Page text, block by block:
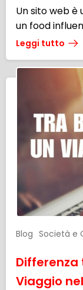
Un sito web
un food
Leggi tutto
Blog Società e
Differenza
Viaggio